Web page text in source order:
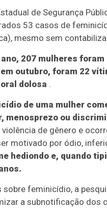
de Segurança
53 casos de
mesmo sem
207 mulheres
outubro, foram 22
dolosa .
de uma mulher
menosprezo ou
violência de gênero e
motivado por ódio,
hediondo e, quando
sobre feminicídio, a
a subnotificação dos